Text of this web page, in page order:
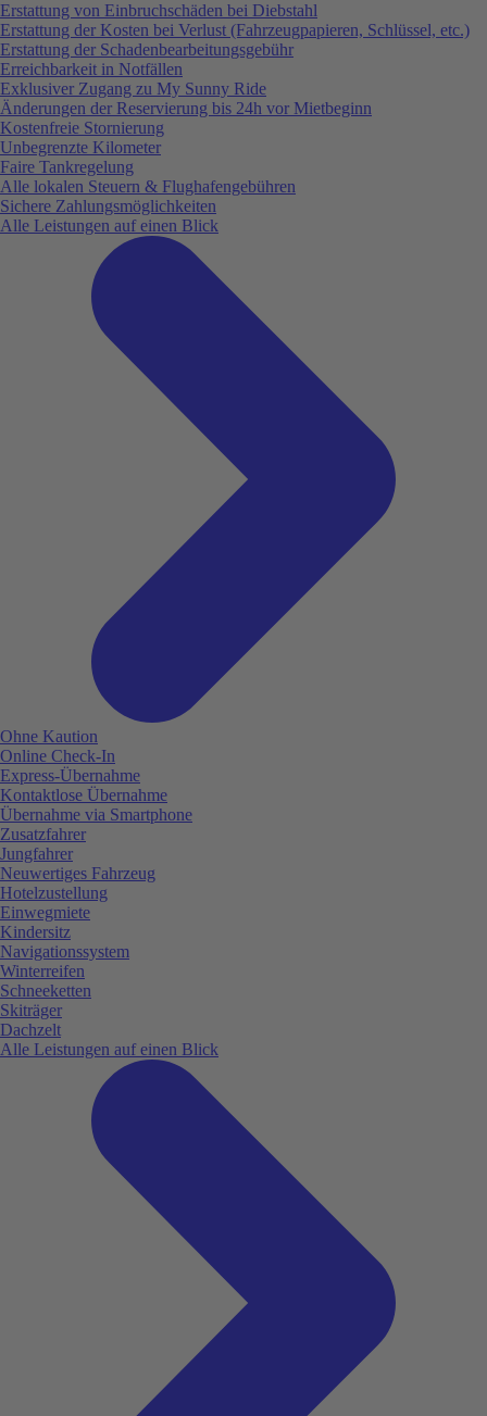
Erstattung von Einbruchschäden bei Diebstahl
Erstattung der Kosten bei Verlust (Fahrzeugpapieren, Schlüssel, etc.)
Erstattung der Schadenbearbeitungsgebühr
Erreichbarkeit in Notfällen
Exklusiver Zugang zu My Sunny Ride
Änderungen der Reservierung bis 24h vor Mietbeginn
Kostenfreie Stornierung
Unbegrenzte Kilometer
Faire Tankregelung
Alle lokalen Steuern & Flughafengebühren
Sichere Zahlungsmöglichkeiten
Alle Leistungen auf einen Blick
Ohne Kaution
Online Check-In
Express-Übernahme
Kontaktlose Übernahme
Übernahme via Smartphone
Zusatzfahrer
Jungfahrer
Neuwertiges Fahrzeug
Hotelzustellung
Einwegmiete
Kindersitz
Navigationssystem
Winterreifen
Schneeketten
Skiträger
Dachzelt
Alle Leistungen auf einen Blick